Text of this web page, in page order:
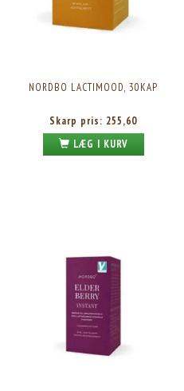
NORDBO LACTIMOOD, 30KAP
Skarp pris: 255,60
LÆG I KURV